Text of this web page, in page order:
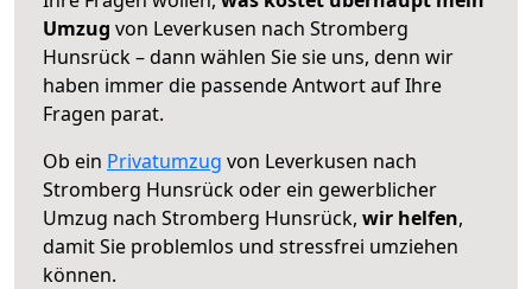
Umzug von Leverkusen nach Stromberg
Hunsrück – dann wählen Sie sie uns, denn wir
haben immer die passende Antwort auf Ihre
Fragen parat.
Ob ein Privatumzug von Leverkusen nach
Stromberg Hunsrück oder ein gewerblicher
Umzug nach Stromberg Hunsrück, wir helfen,
damit Sie problemlos und stressfrei umziehen
können.